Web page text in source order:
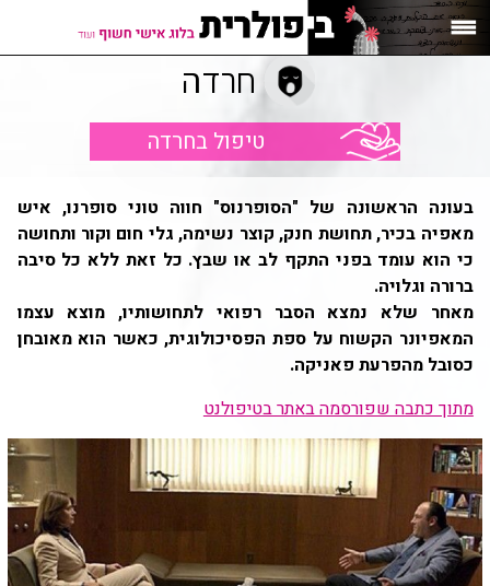
בעונה הראשונה של "הסופרנוס" חווה טוני סופרנו, איש
מאפיה בכיר, תחושת חנק, קוצר נשימה, גלי חום וקור ותחושה
כי הוא עומד בפני התקף לב או שבץ. כל זאת ללא כל סיבה
ברורה וגלויה.
מאחר שלא נמצא הסבר רפואי לתחושותיו, מוצא עצמו
המאפיונר הקשוח על ספת הפסיכולוגית, כאשר הוא מאובחן
כסובל מהפרעת פאניקה.
מתוך כתבה שפורסמה באתר בטיפולנט
חרדה
טיפול בחרדה